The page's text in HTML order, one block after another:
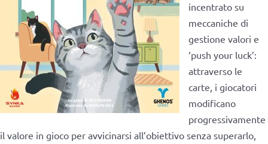
incentrato su
meccaniche di
gestione valori e
‘push your luck’:
attraverso le
carte, i giocatori
modificano
progressivamente
il valore in gioco per avvicinarsi all’obiettivo senza superarlo,